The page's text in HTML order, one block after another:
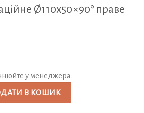
Ø110х50×90° праве
у менеджера
праве (ПП) кількість
В КОШИК